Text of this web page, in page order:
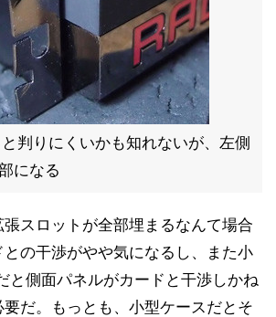
判りにくいかも知れないが、左側
になる
スロットが全部埋まるなんて場合
の干渉がやや気になるし、また小
と側面パネルがカードと干渉しかね
だ。もっとも、小型ケースだとそ